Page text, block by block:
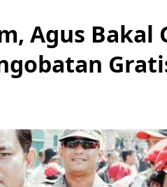
Agus Bakal